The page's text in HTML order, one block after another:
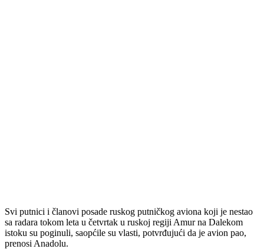
Svi putnici i članovi posade ruskog putničkog aviona koji je nestao
sa radara tokom leta u četvrtak u ruskoj regiji Amur na Dalekom
istoku su poginuli, saopćile su vlasti, potvrđujući da je avion pao,
prenosi Anadolu.